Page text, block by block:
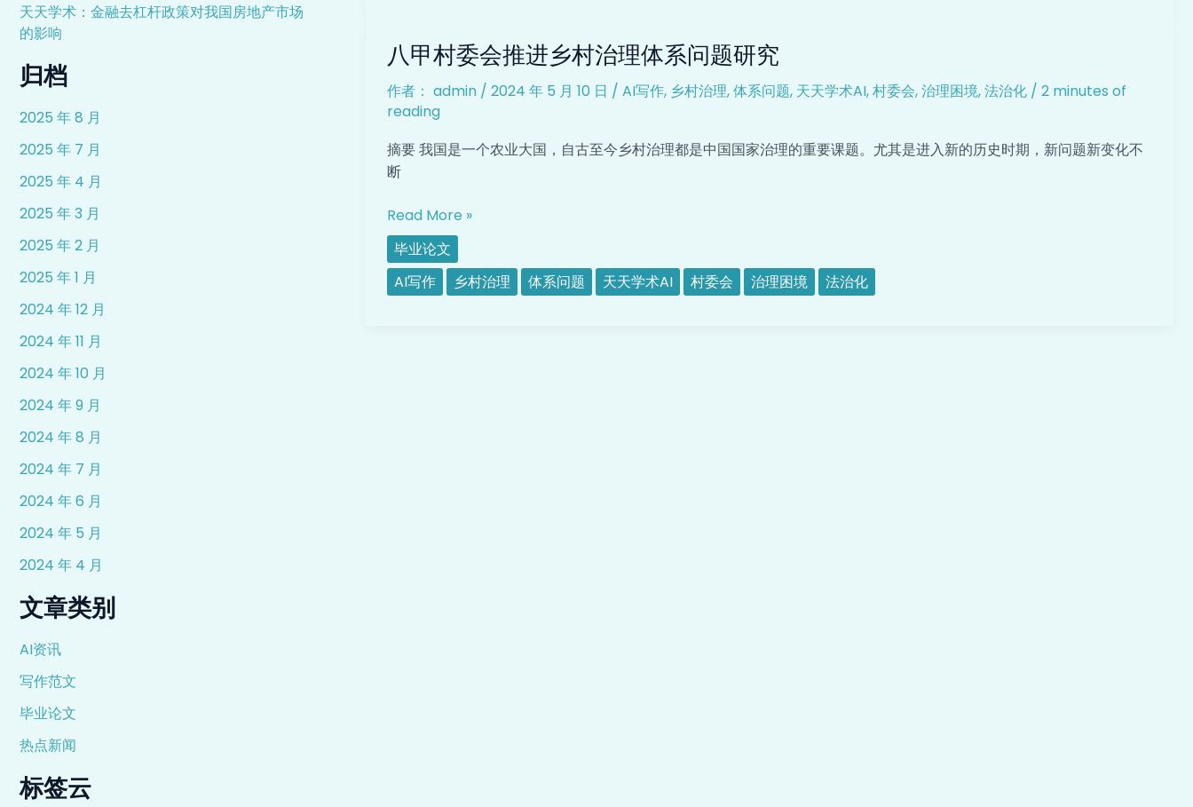
天天学术：金融去杠杆政策对我国房地产市场
的影响
归档
2025 年 8 月
2025 年 7 月
2025 年 4 月
2025 年 3 月
2025 年 2 月
2025 年 1 月
2024 年 12 月
2024 年 11 月
2024 年 10 月
2024 年 9 月
2024 年 8 月
2024 年 7 月
2024 年 6 月
2024 年 5 月
2024 年 4 月
文章类别
AI资讯
写作范文
毕业论文
热点新闻
标签云
解
径
研
究
八甲村委会推进乡村治理体系问题研究
作者： admin / 2024 年 5 月 10 日 / AI写作, 乡村治理,体系问题, 天天学术AI,村委会,治理困境,法治化 / 2 minutes of
reading
摘要 我国是一个农业大国，自古至今乡村治理都是中国国家治理的重要课题。尤其是进入新的历史时期，新问题新变化不
断
甲
委
会
推
进
村
理
体
系
Read More »
毕业论文
AI写作
乡村治理 体系问题 天天学术AI 村委会 治理困境 法治化